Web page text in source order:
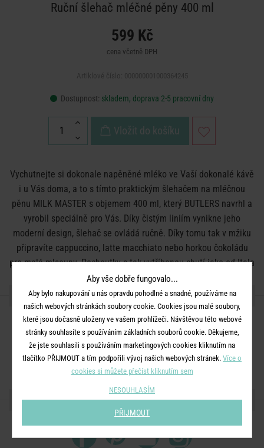
Ruční šlehač mléčné pěny 400 ml
599 Kč
cena včetně DPH
Dostupnost: skladem, doprava 2-5 pracovní dny
Vložit do košíku
Vychutnejte si dokonale napěněné mléko ve Vaší dokonalé kávě
i u Vás doma, a to s tímto praktickým šlehačem na mléčnou
pěnu MILK MASTER s objemem 400 ml, který BUTLERS navrhl a
vyrobil speciálně pro Vás. Díky čistým liniím vynikne jeho
moderní design, šlehač se ovládá ručně. Díky tomu tak v mžiku
připravíte cappuccino, latte macchiato nebo horkou čokoládu
pro malé mlsouny. Pochoutky s tak vytříbenou chutí jako od Itala
od vedle.
DETAILY PRODUKTU
Barva:stříbrná
Rozměry: D 12,6 x Š 9,7 x V 11,60 cm
Materiál:ušlechtilá ocel
SDÍLEJTE S PŘÁTELI
Aby vše dobře fungovalo...
Aby bylo nakupování u nás opravdu pohodlné a snadné, používáme na
našich webových stránkách soubory cookie. Cookies jsou malé soubory,
které jsou dočasně uloženy ve vašem prohlížeči. Návštěvou této webové
stránky souhlasíte s používáním základních souborů cookie. Děkujeme,
že jste souhlasili s používáním marketingových cookies kliknutím na
tlačítko PŘIJMOUT a tím podpořili vývoj našich webových stránek. Více o
cookies si můžete přečíst kliknutím sem
NESOUHLASÍM
PŘIJMOUT